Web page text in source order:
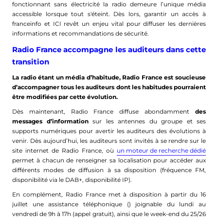
fonctionnant sans électricité la radio demeure l’unique média
accessible lorsque tout s'éteint. Dès lors, garantir un accès à
franceinfo et ICI revêt un enjeu vital pour diffuser les dernières
informations et recommandations de sécurité.
Radio France accompagne les auditeurs dans cette
transition
La radio étant un média d’habitude, Radio France est soucieuse
d’accompagner tous les auditeurs dont les habitudes pourraient
être modifiées par cette évolution.
Dès maintenant, Radio France diffuse abondamment des
messages d’informationsur les antennes du groupe et ses
supports numériques pour avertir les auditeurs des évolutions à
venir. Dès aujourd’hui, les auditeurs sont invités à se rendre sur le
site internet de Radio France, où un moteur de recherche dédié
permet à chacun de renseigner sa localisation pour accéder aux
différents modes de diffusion à sa disposition (fréquence FM,
disponibilité via le DAB+, disponibilité IP).
En complément, Radio France met à disposition à partir du 16
juillet une assistance téléphonique () joignable du lundi au
vendredi de 9h à 17h (appel gratuit), ainsi que le week-end du 25/26